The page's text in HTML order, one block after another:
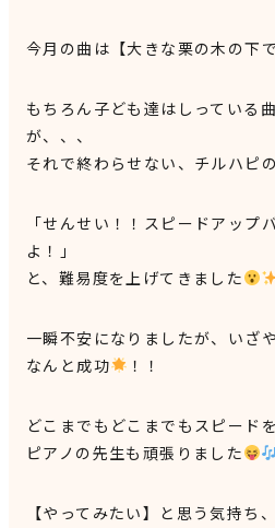
今月の曲は【大きな栗の木の下で
もちろん子ども達はしっている
が、、、
それで終わらせない、チルハピ
「せんせい！！スピードアップ
よ！」
と、難易度を上げてきました
一瞬不安になりましたが、いざや
なんと成功
！！
どこまでもどこまでもスピード
ピアノの先生も頑張りました
【やってみたい】と思う気持ち、